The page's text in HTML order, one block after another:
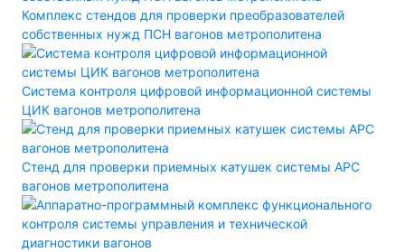
Комплекс стендов для проверки преобразователей
собственных нужд ПСН вагонов метрополитена
Система контроля цифровой информационной системы
ЦИК вагонов метрополитена
Стенд для проверки приемных катушек системы АРС
вагонов метрополитена